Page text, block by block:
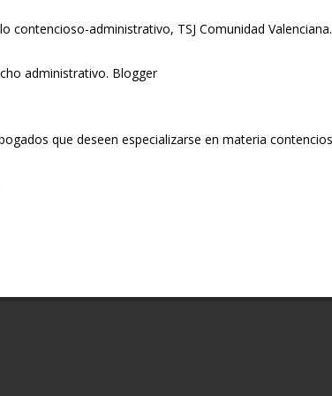
contencioso-administrativo, TSJ Comunidad Valenciana.
administrativo. Blogger
que deseen especializarse en materia